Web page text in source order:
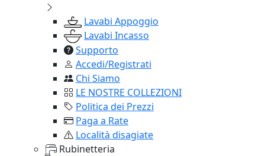
Lavabi Appoggio
Lavabi Incasso
Supporto
Accedi/Registrati
Chi Siamo
LE NOSTRE COLLEZIONI
Politica dei Prezzi
Paga a Rate
Località disagiate
Rubinetteria